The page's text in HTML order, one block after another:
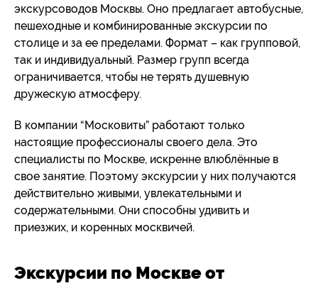
экскурсоводов Москвы. Оно предлагает автобусные,
пешеходные и комбинированные экскурсии по
столице и за ее пределами. Формат – как групповой,
так и индивидуальный. Размер групп всегда
ограничивается, чтобы не терять душевную
дружескую атмосферу.
В компании “Московиты” работают только
настоящие профессионалы своего дела. Это
специалисты по Москве, искренне влюблённые в
свое занятие. Поэтому экскурсии у них получаются
действительно живыми, увлекательными и
содержательными. Они способны удивить и
приезжих, и коренных москвичей.
Экскурсии по Москве от